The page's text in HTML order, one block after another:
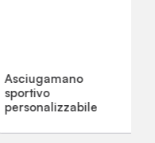
Asciugamano
sportivo
personalizzabile